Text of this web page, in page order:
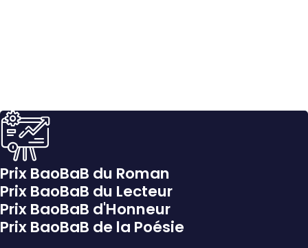
Prix BaoBaB du Roman
Prix BaoBaB du Lecteur
Prix BaoBaB d'Honneur
Prix BaoBaB de la Poésie